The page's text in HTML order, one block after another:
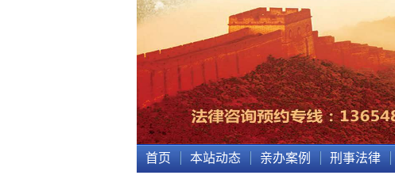
首页 本站动态 亲办案例 刑事法律